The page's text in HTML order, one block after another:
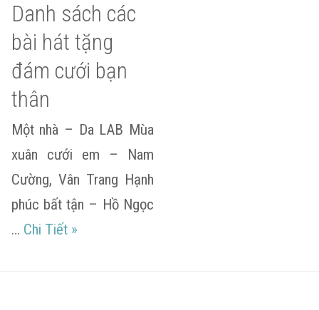
Danh sách các
bài hát tặng
đám cưới bạn
thân
Một nhà – Da LAB Mùa
xuân cưới em – Nam
Cường, Vân Trang Hạnh
phúc bất tận – Hồ Ngọc
… Chi Tiết Danh sách các bài hát tặng đám cưới bạn
»